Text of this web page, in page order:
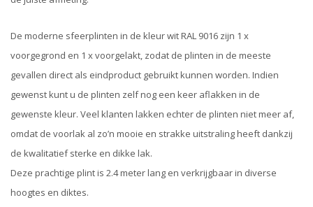
De moderne sfeerplinten in de kleur wit RAL 9016 zijn 1 x
voorgegrond en 1 x voorgelakt, zodat de plinten in de meeste
gevallen direct als eindproduct gebruikt kunnen worden. Indien
gewenst kunt u de plinten zelf nog een keer aflakken in de
gewenste kleur. Veel klanten lakken echter de plinten niet meer af,
omdat de voorlak al zo’n mooie en strakke uitstraling heeft dankzij
de kwalitatief sterke en dikke lak.
Deze prachtige plint is 2.4 meter lang en verkrijgbaar in diverse
hoogtes en diktes.